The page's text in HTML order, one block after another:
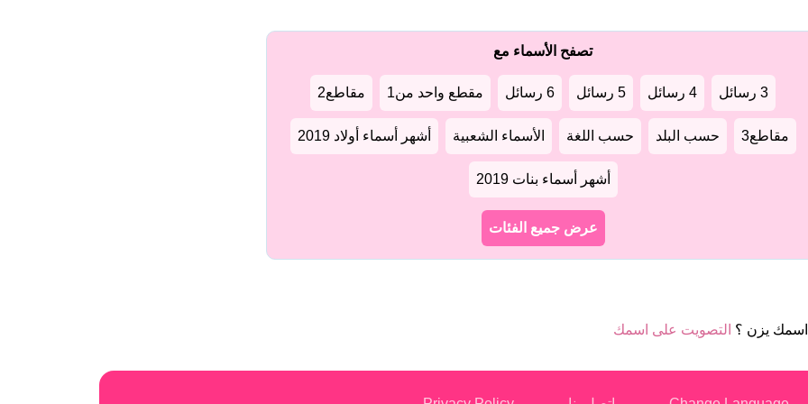
تصفح الأسماء مع
3 رسائل 4 رسائل 5 رسائل 6 رسائل مقطع واحد من1 مقاطع2
مقاطع3 حسب البلد حسب اللغة الأسماء الشعبية أشهر أسماء أولاد 2019
أشهر أسماء بنات 2019
عرض جميع الفئات
يزن ؟ التصويت على اسمك